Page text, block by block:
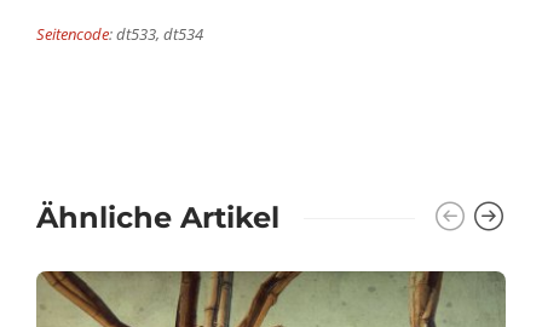
Seitencode: dt533, dt534
Ähnliche Artikel